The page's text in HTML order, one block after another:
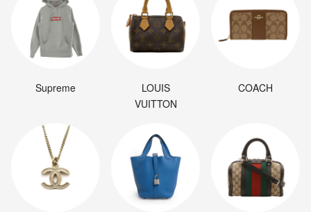
Supreme
LOUIS
VUITTON
COACH